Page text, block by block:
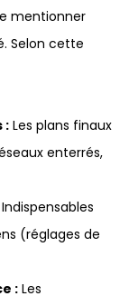
mentionner
Selon cette
: Les plans finaux
enterrés,
Indispensables
(réglages de
: Les